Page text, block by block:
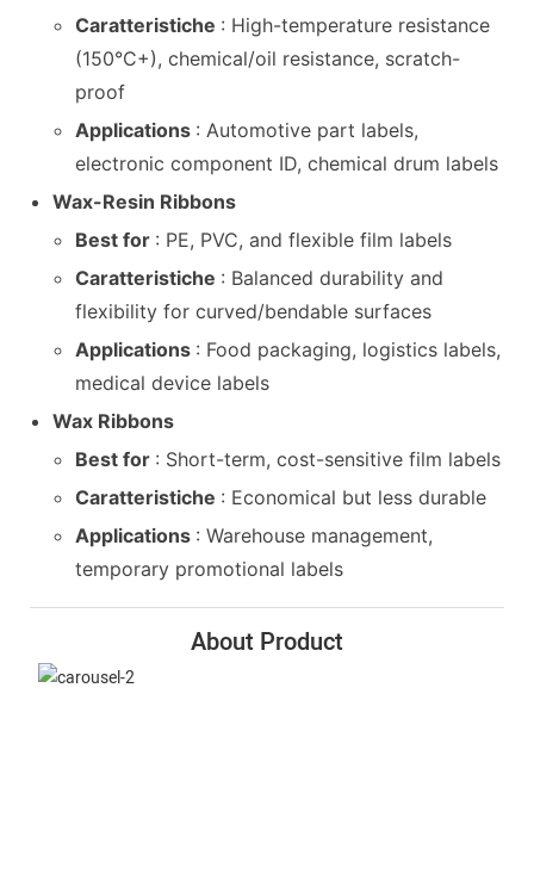
Caratteristiche : High-temperature resistance
(150°C+), chemical/oil resistance, scratch-
proof
Applications : Automotive part labels,
electronic component ID, chemical drum labels
Wax-Resin Ribbons
Best for : PE, PVC, and flexible film labels
Caratteristiche : Balanced durability and
flexibility for curved/bendable surfaces
Applications : Food packaging, logistics labels,
medical device labels
Wax Ribbons
Best for : Short-term, cost-sensitive film labels
Caratteristiche : Economical but less durable
Applications : Warehouse management,
temporary promotional labels
About Product